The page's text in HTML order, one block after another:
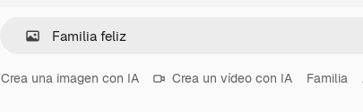
Crea una imagen con IA Crea un vídeo con IA Familia